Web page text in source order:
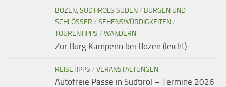
BOZEN, SÜDTIROLS SÜDEN/ BURGEN UND
SCHLÖSSER / SEHENSWÜRDIGKEITEN/
TOURENTIPPS / WANDERN
Zur Burg Kampenn bei Bozen (leicht)
REISETIPPS / VERANSTALTUNGEN
Autofreie Pässe in Südtirol – Termine 2026